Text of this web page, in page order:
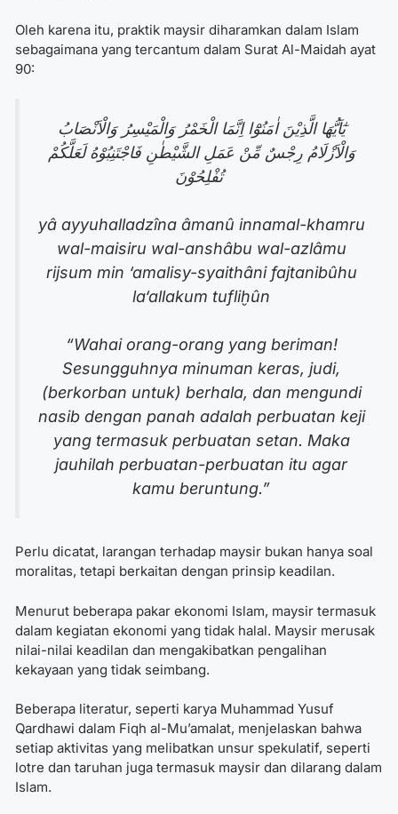
Oleh karena itu, praktik maysir diharamkan dalam Islam
sebagaimana yang tercantum dalam Surat Al-Maidah ayat
90:
يٰٓاَيُّهَا الَّذِيْنَ اٰمَنُوْٓا اِنَّمَا الْخَمْرُ وَالْمَيْسِرُ وَالْاَنْصَابُ
وَالْاَزْلَامُ رِجْسٌ مِّنْ عَمَلِ الشَّيْطٰنِ فَاجْتَنِبُوْهُ لَعَلَّكُمْ
تُفْلِحُوْنَ
yâ ayyuhalladzîna âmanû innamal-khamru
wal-maisiru wal-anshâbu wal-azlâmu
rijsum min ‘amalisy-syaithâni fajtanibûhu
la‘allakum tufliḫûn
“Wahai orang-orang yang beriman!
Sesungguhnya minuman keras, judi,
(berkorban untuk) berhala, dan mengundi
nasib dengan panah adalah perbuatan keji
yang termasuk perbuatan setan. Maka
jauhilah perbuatan-perbuatan itu agar
kamu beruntung.”
Perlu dicatat, larangan terhadap maysir bukan hanya soal
moralitas, tetapi berkaitan dengan prinsip keadilan.
Menurut beberapa pakar ekonomi Islam, maysir termasuk
dalam kegiatan ekonomi yang tidak halal. Maysir merusak
nilai-nilai keadilan dan mengakibatkan pengalihan
kekayaan yang tidak seimbang.
Beberapa literatur, seperti karya Muhammad Yusuf
Qardhawi dalam Fiqh al-Mu’amalat, menjelaskan bahwa
setiap aktivitas yang melibatkan unsur spekulatif, seperti
lotre dan taruhan juga termasuk maysir dan dilarang dalam
Islam.